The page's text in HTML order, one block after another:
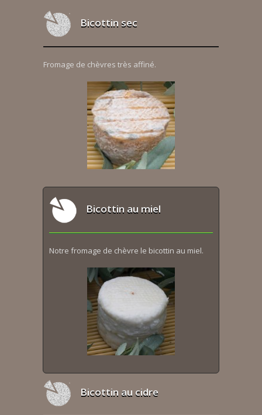
Bicottin sec
Fromage de chèvres très affiné.
Bicottin au miel
Notre fromage de chèvre le bicottin au miel.
Bicottin au cidre